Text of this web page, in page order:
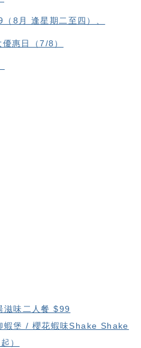
8月 逢星期二至四）、
惠日（7/8）
滋味二人餐 $99
蝦堡 / 櫻花蝦味Shake Shake
）